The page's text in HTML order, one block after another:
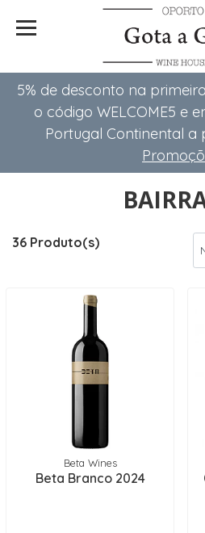
5% de desconto na
o código WELCOME5 e
Portugal Continental a
36 Produto(s)
Beta Wines
Beta Branco 2024